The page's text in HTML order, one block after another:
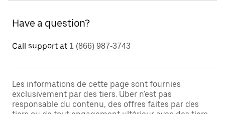
Have a question?
Call support at 1 (866) 987-3743
Les informations de cette page sont fournies
exclusivement par des tiers. Uber n'est pas
responsable du contenu, des offres faites par des